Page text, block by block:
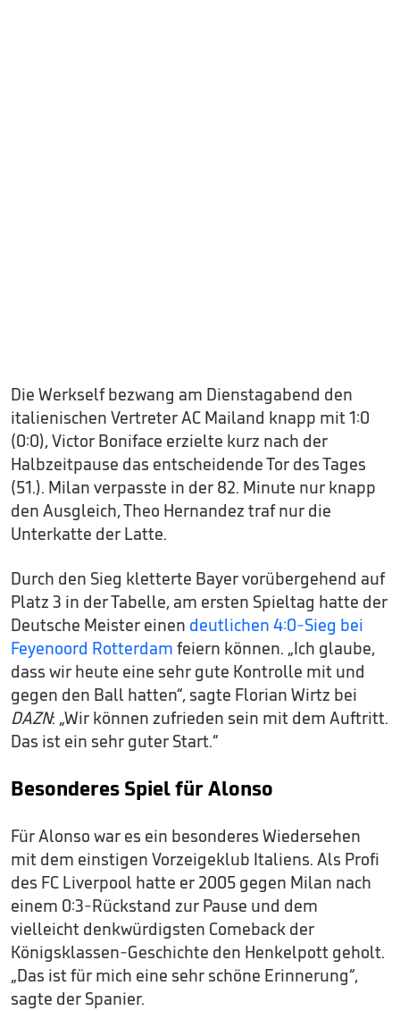
Die Werkself bezwang am Dienstagabend den
italienischen Vertreter AC Mailand knapp mit 1:0
(0:0), Victor Boniface erzielte kurz nach der
Halbzeitpause das entscheidende Tor des Tages
(51.). Milan verpasste in der 82. Minute nur knapp
den Ausgleich, Theo Hernandez traf nur die
Unterkatte der Latte.
Durch den Sieg kletterte Bayer vorübergehend auf
Platz 3 in der Tabelle, am ersten Spieltag hatte der
Deutsche Meister einen deutlichen 4:0-Sieg bei
Feyenoord Rotterdam feiern können. „Ich glaube,
dass wir heute eine sehr gute Kontrolle mit und
gegen den Ball hatten“, sagte Florian Wirtz bei
DAZN: „Wir können zufrieden sein mit dem Auftritt.
Das ist ein sehr guter Start.“
Besonderes Spiel für Alonso
Für Alonso war es ein besonderes Wiedersehen
mit dem einstigen Vorzeigeklub Italiens. Als Profi
des FC Liverpool hatte er 2005 gegen Milan nach
einem 0:3-Rückstand zur Pause und dem
vielleicht denkwürdigsten Comeback der
Königsklassen-Geschichte den Henkelpott geholt.
„Das ist für mich eine sehr schöne Erinnerung“,
sagte der Spanier.